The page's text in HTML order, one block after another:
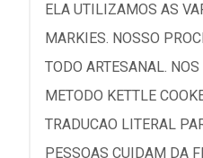
ELA UTILIZAMOS AS
MARKIES. NOSSO
TODO ARTESANAL.
METODO KETTLE
TRADUCAO LITERAL
PESSOAS CUIDAM DA